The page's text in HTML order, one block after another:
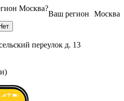
Москва
Ваш регион
Москва?
переулок д. 13